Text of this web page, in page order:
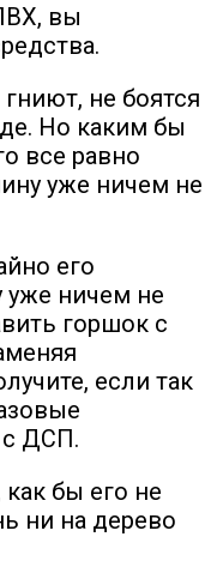
вы
не боятся
Но каким бы
все равно
уже ничем не
его
уже ничем не
горшок с
если так
с ДСП.
бы его не
ни на дерево